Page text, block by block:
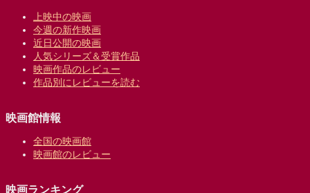
上映中の映画
今週の新作映画
近日公開の映画
人気シリーズ＆受賞作品
映画作品のレビュー
作品別にレビューを読む
映画館情報
全国の映画館
映画館のレビュー
映画ランキング